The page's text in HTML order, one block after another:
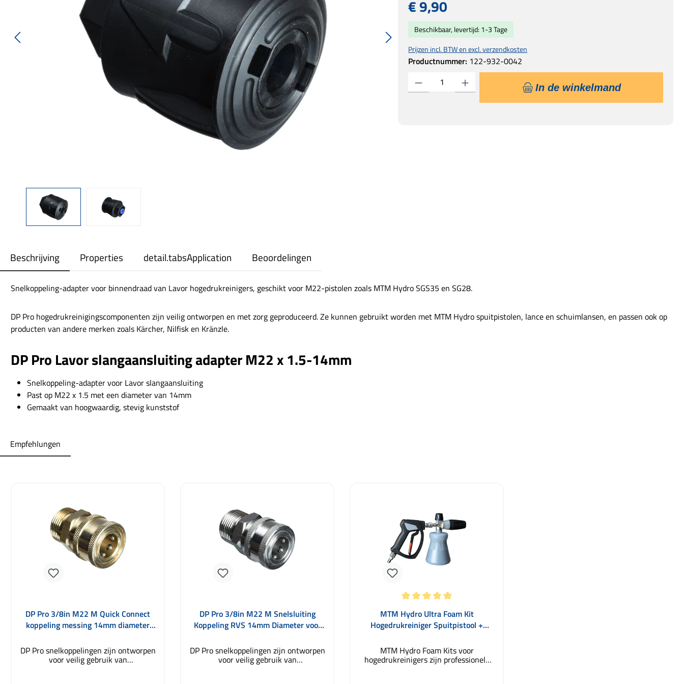
€ 9,90
Prijzen incl. BTW en excl. verzendkosten
Productnummer: 122-932-0042
Beschikbaar, levertijd: 1-3 Tage
Producthoeveelheid: Voer de gewenste hoeveelheid in of gebruik de knoppen om de
In de winkelmand
Beschrijving Properties detail.tabsApplication Beoordelingen
Snelkoppeling-adapter voor binnendraad van Lavor hogedrukreinigers, geschikt voor M22-pistolen zoals MTM Hydro SGS35 en SG28.
DP Pro hogedrukreinigingscomponenten zijn veilig ontworpen en met zorg geproduceerd. Ze kunnen gebruikt worden met MTM Hydro spuitpistolen, lance en schuimlansen, en passen ook op
producten van andere merken zoals Kärcher, Nilfisk en Kränzle.
DP Pro Lavor slangaansluiting adapter M22 x 1.5-14mm
Snelkoppeling-adapter voor Lavor slangaansluiting
Past op M22 x 1.5 met een diameter van 14mm
Gemaakt van hoogwaardig, stevig kunststof
Empfehlungen
DP Pro 3/8in M22 M Quick Connect
koppeling messing 14mm diameter
DP Pro snelkoppelingen zijn ontworpen
voor veilig gebruik van
hogedrukreinigers en vervaardigd met
DP Pro 3/8in M22 M Snelsluiting
Koppeling RVS 14mm Diameter voor
DP Pro snelkoppelingen zijn ontworpen
voor veilig gebruik van
hogedrukreinigers en worden met
Gemiddelde waardering van 5 van 5 sterren
MTM Hydro Ultra Foam Kit
Hogedrukreiniger Spuitpistool +
MTM Hydro Foam Kits voor
hogedrukreinigers zijn professionele
sets voor autowasbeurten, geschikt